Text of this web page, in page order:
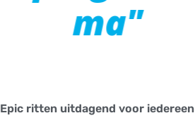
ma"
Epic ritten uitdagend voor iedereen